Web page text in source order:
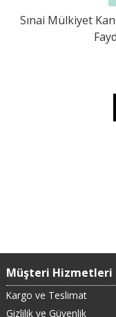
Sınai Mülkiyet
Müşteri Hizmetleri
Kargo ve Teslimat
Gizlilik ve Güvenlik